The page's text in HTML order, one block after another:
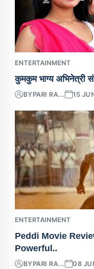
ENTERTAINMENT
कुमकुम भाग्य अभिनेत्री
BYPARI RA... 15
ENTERTAINMENT
Peddi Movie
Powerful..
BYPARI RA... 08